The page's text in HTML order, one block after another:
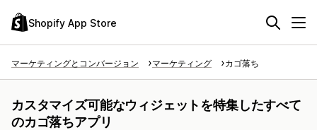
Shopify App Store
マーケティングとコンバージョン マーケティング カゴ落ち
カスタマイズ可能なウィジェットを特集したすべて
のカゴ落ちアプリ